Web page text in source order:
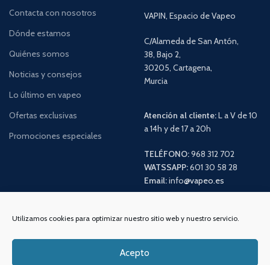
Utilizamos cookies para optimizar nuestro sitio web y nuestro servicio.
Acepto
Contacta con nosotros
Dónde estamos
Quiénes somos
Noticias y consejos
Lo último en vapeo
Ofertas exclusivas
Promociones especiales
VAPIN, Espacio de Vapeo
C/Alameda de San Antón,
38, Bajo 2,
30205, Cartagena,
Murcia
Atención al cliente:L a V de 10
a 14h y de 17 a 20h
TELÉFONO:968 312 702
WATSSAPP:601 30 58 28
Email:info@vapeo.es